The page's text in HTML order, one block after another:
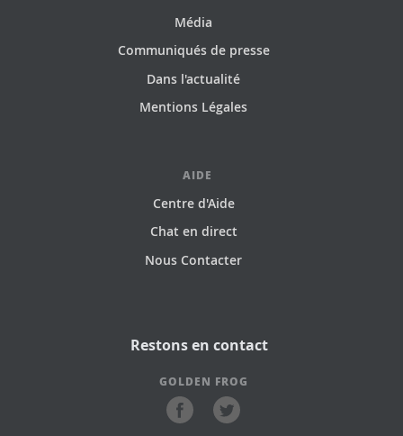
Média
Communiqués de presse
Dans l'actualité
Mentions Légales
AIDE
Centre d'Aide
Chat en direct
Nous Contacter
Restons en contact
GOLDEN FROG